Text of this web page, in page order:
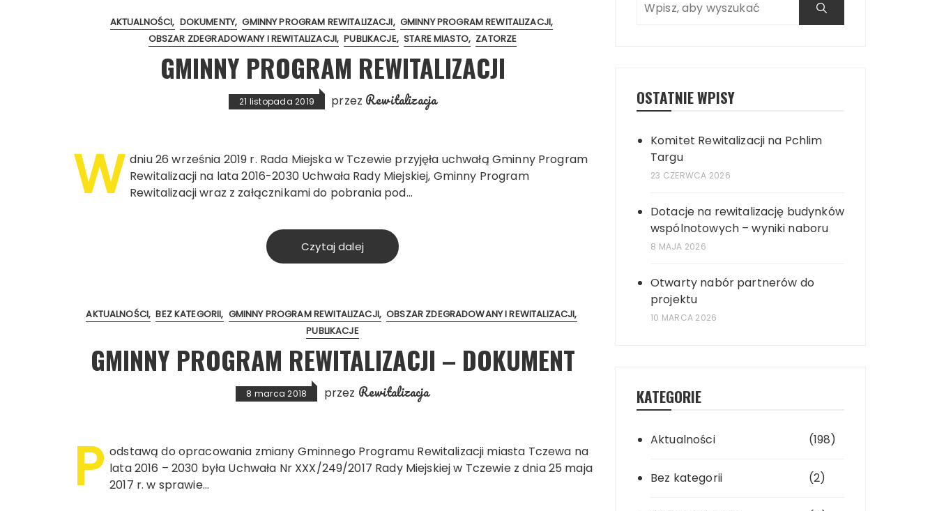
AKTUALNOŚCI DOKUMENTY GMINNY PROGRAM REWITALIZACJI GMINNY PROGRAM REWITALIZACJI
OBSZAR ZDEGRADOWANY I REWITALIZACJI PUBLIKACJE STARE MIASTO ZATORZE
GMINNY PROGRAM REWITALIZACJI
21 listopada 2019 przez Rewitalizacja
W dniu 26 września 2019 r. Rada Miejska w Tczewie przyjęła uchwałą Gminny Program
Rewitalizacji na lata 2016-2030 Uchwała Rady Miejskiej, Gminny Program
Rewitalizacji wraz z załącznikami do pobrania pod…
Czytaj dalej
AKTUALNOŚCI BEZ KATEGORII GMINNY PROGRAM REWITALIZACJI OBSZAR ZDEGRADOWANY I REWITALIZACJI
PUBLIKACJE
GMINNY PROGRAM REWITALIZACJI – DOKUMENT
8 marca 2018 przez Rewitalizacja
P odstawą do opracowania zmiany Gminnego Programu Rewitalizacji miasta Tczewa na
lata 2016 – 2030 była Uchwała Nr XXX/249/2017 Rady Miejskiej w Tczewie z dnia 25 maja
2017 r. w sprawie…
OSTATNIE WPISY
Komitet Rewitalizacji na Pchlim
Targu
23 CZERWCA 2026
Dotacje na rewitalizację budynków
wspólnotowych – wyniki naboru
8 MAJA 2026
Otwarty nabór partnerów do
projektu
10 MARCA 2026
KATEGORIE
Aktualności (198)
Bez kategorii (2)